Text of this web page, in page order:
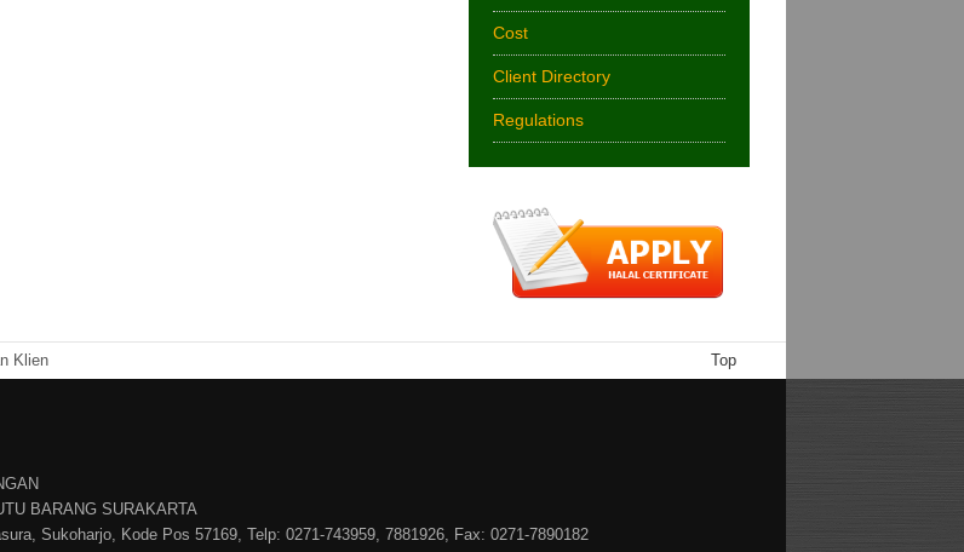
Cost
Client Directory
Regulations
Klien Top
BARANG SURAKARTA
Sukoharjo, Kode Pos 57169, Telp: 0271-743959, 7881926, Fax: 0271-7890182